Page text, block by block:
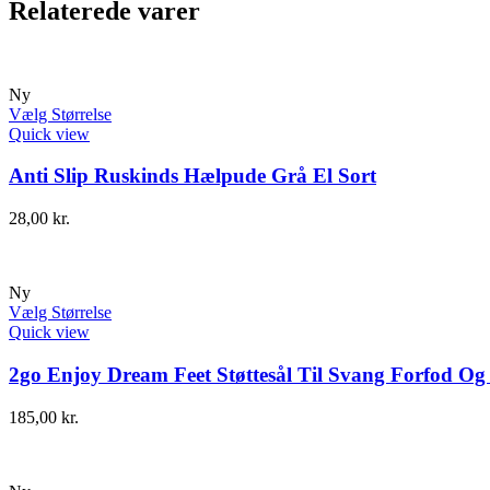
Relaterede varer
Ny
Vælg Størrelse
Quick view
Anti Slip Ruskinds Hælpude Grå El Sort
28,00 kr.
Ny
Vælg Størrelse
Quick view
2go Enjoy Dream Feet Støttesål Til Svang Forfod
185,00 kr.